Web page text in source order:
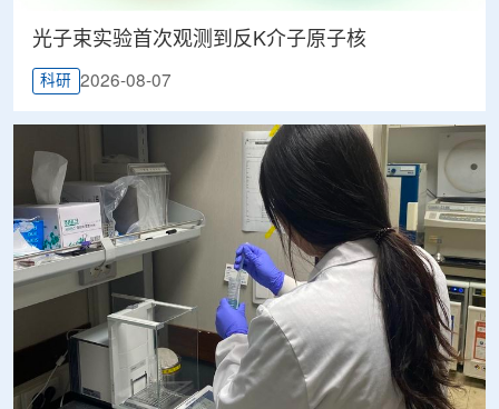
光子束实验首次观测到反K介子原子核
科研 2026-08-07